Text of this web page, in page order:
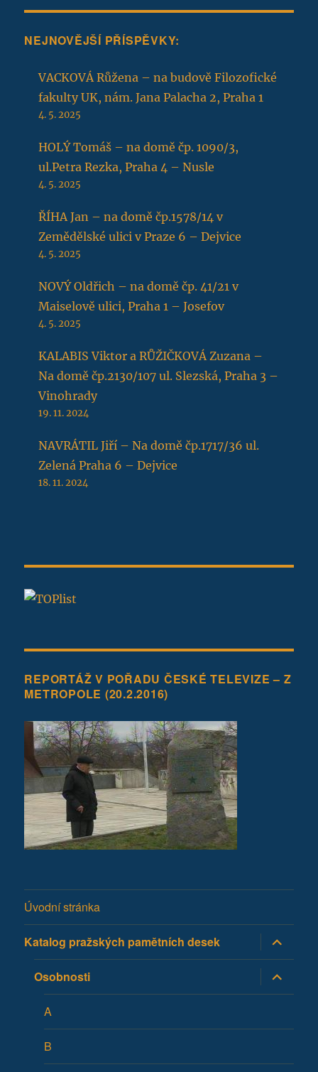
NEJNOVĚJŠÍ PŘÍSPĚVKY:
VACKOVÁ Růžena – na budově Filozofické
fakulty UK, nám. Jana Palacha 2, Praha 1
4. 5. 2025
HOLÝ Tomáš – na domě čp. 1090/3,
ul.Petra Rezka, Praha 4 – Nusle
4. 5. 2025
ŘÍHA Jan – na domě čp.1578/14 v
Zemědělské ulici v Praze 6 – Dejvice
4. 5. 2025
NOVÝ Oldřich – na domě čp. 41/21 v
Maiselově ulici, Praha 1 – Josefov
4. 5. 2025
KALABIS Viktor a RŮŽIČKOVÁ Zuzana –
Na domě čp.2130/107 ul. Slezská, Praha 3 –
Vinohrady
19. 11. 2024
NAVRÁTIL Jiří – Na domě čp.1717/36 ul.
Zelená Praha 6 – Dejvice
18. 11. 2024
REPORTÁŽ V POŘADU ČESKÉ TELEVIZE – Z
METROPOLE (20.2.2016)
Úvodní stránka
Katalog pražských pamětních desek Zobrazit
položky
Osobnosti
Zobrazit
položky
A
B